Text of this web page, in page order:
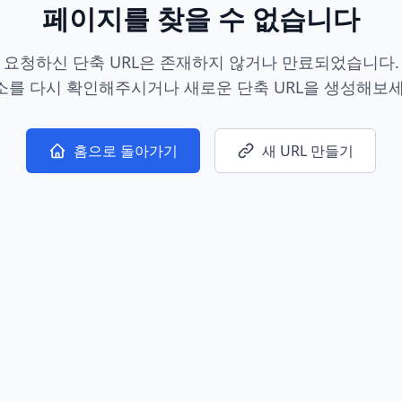
페이지를 찾을 수 없습니다
요청하신 단축 URL은 존재하지 않거나 만료되었습니다.
를 다시 확인해주시거나 새로운 단축 URL을 생성해보
홈으로 돌아가기 새 URL 만들기